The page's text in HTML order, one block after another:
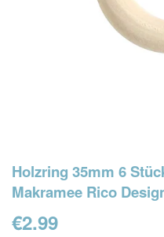
Holzring 35mm 6
Makramee Rico
€2.99